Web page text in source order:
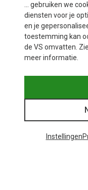
... gebruiken we
diensten voor je
en je
toestemming kan
de VS omvatten.
meer informatie.
Instellingen